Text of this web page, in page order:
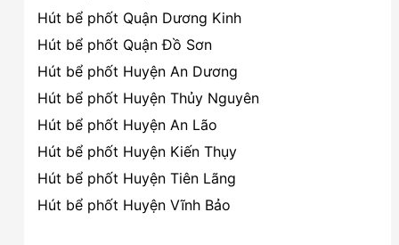
Hút bể phốt Quận Dương Kinh
Hút bể phốt Quận Đồ Sơn
Hút bể phốt Huyện An Dương
Hút bể phốt Huyện Thủy Nguyên
Hút bể phốt Huyện An Lão
Hút bể phốt Huyện Kiến Thụy
Hút bể phốt Huyện Tiên Lãng
Hút bể phốt Huyện Vĩnh Bảo